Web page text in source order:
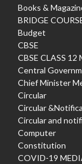
Books &
BRIDGE
Budget
CBSE
CBSE CLASS 12
Central
Chief Minister
Circular
Circular
Circular and
Computer
Constitution
COVID-19